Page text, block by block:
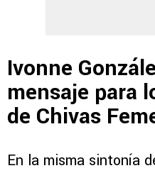
Ivonne
mensaje para
de Chivas
En la misma sintonía